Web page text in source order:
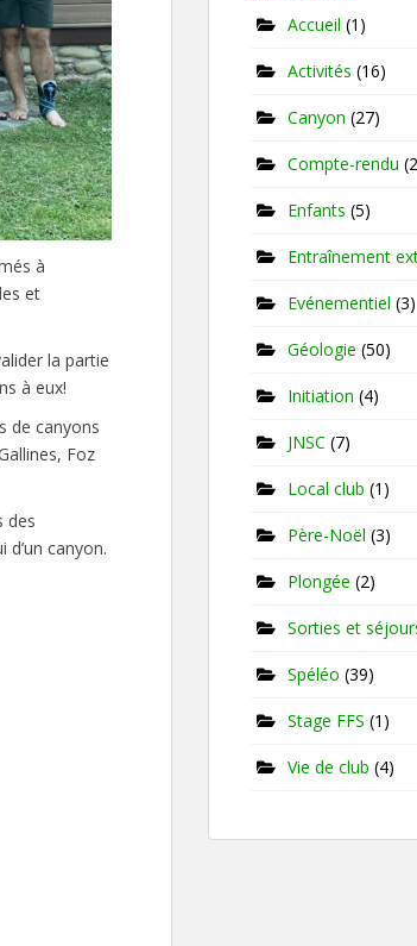
à
et
la partie
à eux!
de canyons
Foz
des
canyon.
Accueil (1)
Activités (16)
Canyon (27)
Compte-rendu
Enfants (5)
Entraînement
Evénementiel (3)
Géologie (50)
Initiation (4)
JNSC (7)
Local club (1)
Père-Noël (3)
Plongée (2)
Sorties et
Spéléo (39)
Stage FFS (1)
Vie de club (4)